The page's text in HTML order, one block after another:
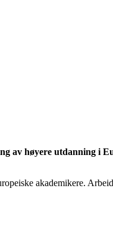
av høyere utdanning i
akademikere.